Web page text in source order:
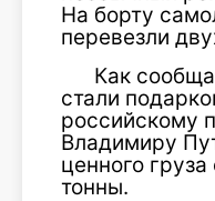
На борту
перевезли
Как
стали
российскому
Владимиру
ценного
тонны.